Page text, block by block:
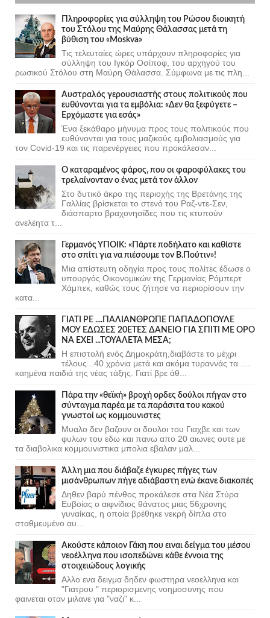
Πληροφορίες για σύλληψη του Ρώσου διοικητή
του Στόλου της Mαύρης Θάλασσας μετά τη
βύθιση του «Moskva»
Τις τελευταίες ώρες υπάρχουν πληροφορίες για
σύλληψη του Ιγκόρ Οσίποφ, του αρχηγού του
ρωσικού Στόλου στη Μαύρη Θάλασσα. Σύμφωνα με τις πλη...
Αυστραλός γερουσιαστής στους πολιτικούς που
ευθύνονται για τα εμβόλια: «Δεν θα ξεφύγετε –
Ερχόμαστε για εσάς»
Ένα ξεκάθαρο μήνυμα προς τους πολιτικούς που
ευθύνονται για τους μαζικούς εμβολιασμούς για
τον Covid-19 και τις παρενέργειες που προκάλεσαν...
Ο καταραμένος φάρος, που οι φαροφύλακες του
τρελαίνονταν ο ένας μετά τον άλλον
Στο δυτικό άκρο της περιοχής της Βρετάνης της
Γαλλίας βρίσκεται το στενό του Ραζ-ντε-Σεν,
διάσπαρτο βραχονησίδες που τις κτυπούν
ανελέητα τ...
Γερμανός ΥΠΟΙΚ: «Πάρτε ποδήλατο και καθίστε
στο σπίτι για να πιέσουμε τον Β.Πούτιν»!
Μια απίστευτη οδηγία προς τους πολίτες έδωσε ο
υπουργός Οικονομικών της Γερμανίας Ρόμπερτ
Χάμπεκ, καθώς τους ζήτησε να περιορίσουν την
κατα...
ΓΙΑΤΙ ΡΕ ....ΠΑΛΙΑΝΘΡΩΠΕ ΠΑΠΑΔΟΠΟΥΛΕ
ΜΟΥ ΕΔΩΣΕΣ 20ΕΤΕΣ ΔΑΝΕΙΟ ΓΙΑ ΣΠΙΤΙ ΜΕ ΟΡΟ
ΝΑ ΕΧΕΙ ...ΤΟΥΑΛΕΤΑ ΜΕΣΑ;
Η επιστολή ενός Δημοκράτη,διαβάστε το μέχρι
τέλους...40 χρόνια μετά και ακόμα τυραννάς τα ....
καημένα παιδιά της νέας τάξης. Γιατί βρε άθ...
Πάρα την «θεϊκή» βροχή ορδες δούλοι πήγαν στο
σύνταγμα παρέα με τα παράσιτα του κακού
γνωστοί ως κομμουνιστες
Μυαλο δεν βαζουν οι δουλοι του Γιαχβε και των
φυλων του εδω και πανω απο 20 αιωνες ουτε με
τα διαβολικα κομμουνιστικα μπολια εβαλαν μαλ...
Άλλη μια που διάβαζε έγκυρες πήγες των
μισάνθρωπων πήγε αδιάβαστη ενώ έκανε διακοπές
Δηθεν βαρύ πένθος προκάλεσε στα Νέα Στύρα
Ευβοίας ο αιφνίδιος θάνατος μιας 56χρονης
γυναίκας, η οποία βρέθηκε νεκρή δίπλα στο
σταθμευμένο αυ...
Ακούστε κάποιον Γάκη που ειναι δείγμα του μέσου
νεοέλληνα που ισοπεδώνει κάθε έννοια της
στοιχειώδους λογικής
Αλλο ενα δειγμα δηδεν φωστηρα νεοελληνα και
"Γιατρου " περιορισμενης νοημοσυνης που
φαινεται οταν μιλανε για "ναζι" κ...